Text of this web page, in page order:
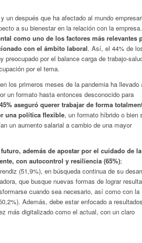
un después que ha afectado al mundo
a su bienestar en la relación con la empresa.
como uno de los factores más relevantes
con el ámbito laboral. Así, el 44% de
por el balance carga de trabajo-
por el tema.
los primeros meses de la pandemia ha llevado
un formato hasta entonces desconocido para
aseguró querer trabajar de forma
una política flexible, un formato híbrido o bien
un aumento salarial a cambio de una mayor
además de apostar por el cuidado de la
con autocontrol y resiliencia (65%);
(51,9%), en búsqueda continua de su
que busque nuevas formas de lograr
cuando sea necesario, así como con la
Además, debe estar enfocado a
más digitalizado como el actual, con un claro